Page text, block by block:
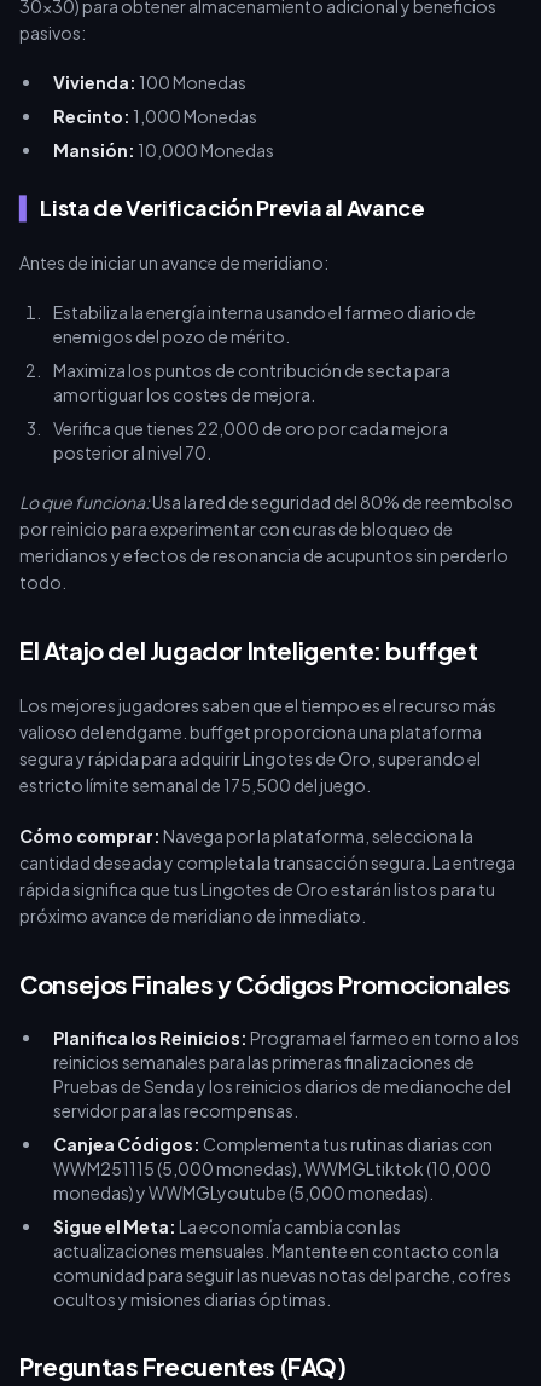
30x30) para obtener almacenamiento adicional y beneficios
pasivos:
Vivienda: 100 Monedas
Recinto: 1,000 Monedas
Mansión: 10,000 Monedas
Lista de Verificación Previa al Avance
Antes de iniciar un avance de meridiano:
Estabiliza la energía interna usando el farmeo diario de
enemigos del pozo de mérito.
Maximiza los puntos de contribución de secta para
amortiguar los costes de mejora.
Verifica que tienes 22,000 de oro por cada mejora
posterior al nivel 70.
Lo que funciona:Usa la red de seguridad del 80% de reembolso
por reinicio para experimentar con curas de bloqueo de
meridianos y efectos de resonancia de acupuntos sin perderlo
todo.
El Atajo del Jugador Inteligente: buffget
Los mejores jugadores saben que el tiempo es el recurso más
valioso del endgame. buffget proporciona una plataforma
segura y rápida para adquirir Lingotes de Oro, superando el
estricto límite semanal de 175,500 del juego.
Cómo comprar: Navega por la plataforma, selecciona la
cantidad deseada y completa la transacción segura. La entrega
rápida significa que tus Lingotes de Oro estarán listos para tu
próximo avance de meridiano de inmediato.
Consejos Finales y Códigos Promocionales
Planifica los Reinicios: Programa el farmeo en torno a los
reinicios semanales para las primeras finalizaciones de
Pruebas de Senda y los reinicios diarios de medianoche del
servidor para las recompensas.
Canjea Códigos: Complementa tus rutinas diarias con
WWM251115 (5,000 monedas), WWMGLtiktok (10,000
monedas) y WWMGLyoutube (5,000 monedas).
Sigue el Meta: La economía cambia con las
actualizaciones mensuales. Mantente en contacto con la
comunidad para seguir las nuevas notas del parche, cofres
ocultos y misiones diarias óptimas.
Preguntas Frecuentes (FAQ)